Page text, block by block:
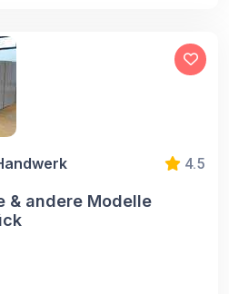
4.5
& andere Modelle